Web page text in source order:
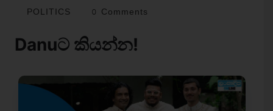
POLITICS 0 Comments